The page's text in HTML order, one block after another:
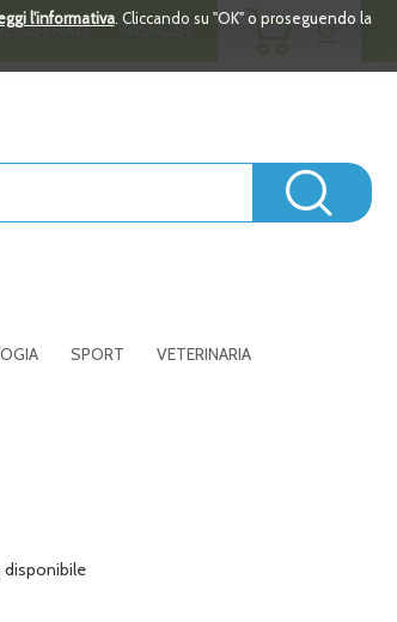
l'informativa. Cliccando su "OK" o proseguendo la
WISHLIST 0
ARTICOLI
SPORT VETERINARIA